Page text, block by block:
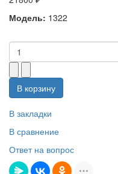
Модель: 1322
В корзину
В закладки
В сравнение
Ответ на вопрос